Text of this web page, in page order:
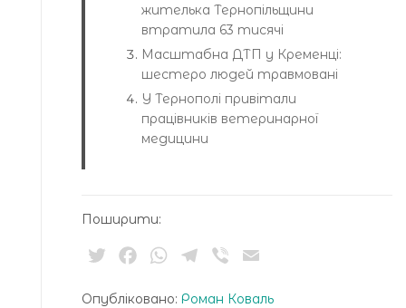
жителька Тернопільщини
втратила 63 тисячі
Масштабна ДТП у Кременці:
шестеро людей травмовані
У Тернополі привітали
працівників ветеринарної
медицини
Поширити:
TwitterFacebookWhatsApp
Telegram
Viber
Опубліковано: Роман Коваль